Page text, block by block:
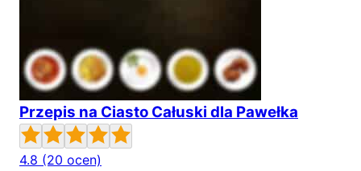
Przepis na Ciasto Całuski dla Pawełka
4.8 (20 ocen)